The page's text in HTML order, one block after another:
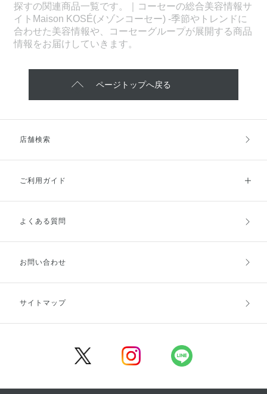
探すの関連商品一覧です。｜コーセーの総合美容情報サ
イトMaison KOSÉ(メゾンコーセー) -季節やトレンドに
合わせた美容情報や、コーセーグループが展開する商品
情報をお届けしていきます。
ページトップへ戻る
店舗検索
ご利用ガイド
ご利用ガイドトップ
お支払方法
キャンセル・返品・交換
よくある質問
お問い合わせ
サイトマップ